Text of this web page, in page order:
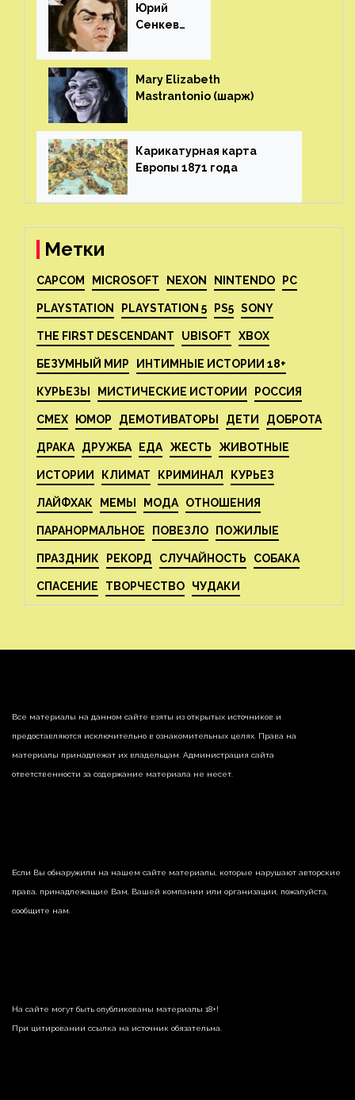
Юрий
Сенкеви
Mary Elizabeth
Mastrantonio (шарж)⁠⁠
Карикатурная карта
Европы 1871 года⁠⁠
Метки
CAPCOM MICROSOFT NEXON NINTENDO PC
PLAYSTATION PLAYSTATION 5 PS5 SONY
THE FIRST DESCENDANT UBISOFT XBOX
БЕЗУМНЫЙ МИР ИНТИМНЫЕ ИСТОРИИ 18+
КУРЬЕЗЫ МИСТИЧЕСКИЕ ИСТОРИИ РОССИЯ
СМЕХ ЮМОР ДЕМОТИВАТОРЫ ДЕТИ ДОБРОТА
ДРАКА ДРУЖБА ЕДА ЖЕСТЬ ЖИВОТНЫЕ
ИСТОРИИ КЛИМАТ КРИМИНАЛ КУРЬЕЗ
ЛАЙФХАК МЕМЫ МОДА ОТНОШЕНИЯ
ПАРАНОРМАЛЬНОЕ ПОВЕЗЛО ПОЖИЛЫЕ
ПРАЗДНИК РЕКОРД СЛУЧАЙНОСТЬ СОБАКА
СПАСЕНИЕ ТВОРЧЕСТВО ЧУДАКИ
Все материалы на данном сайте взяты из открытых источников и
предоставляются исключительно в ознакомительных целях. Права на
материалы принадлежат их владельцам. Администрация сайта
ответственности за содержание материала не несет.
Если Вы обнаружили на нашем сайте материалы, которые нарушают авторские
права, принадлежащие Вам, Вашей компании или организации, пожалуйста,
сообщите нам.
На сайте могут быть опубликованы материалы 18+!
При цитировании ссылка на источник обязательна.